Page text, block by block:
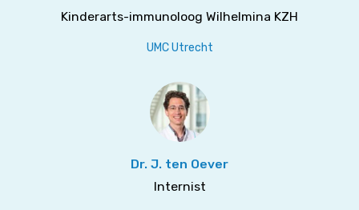
Kinderarts-immunoloog Wilhelmina KZH
UMC Utrecht
Dr. J. ten Oever
Internist